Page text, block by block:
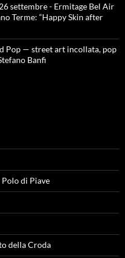
settembre - Ermitage Bel Air
Terme: “Happy Skin after
Pop — street art incollata, pop
Banfi
Polo di Piave
della Croda